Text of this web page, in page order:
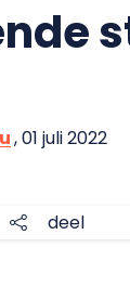
, 01 juli 2022
deel